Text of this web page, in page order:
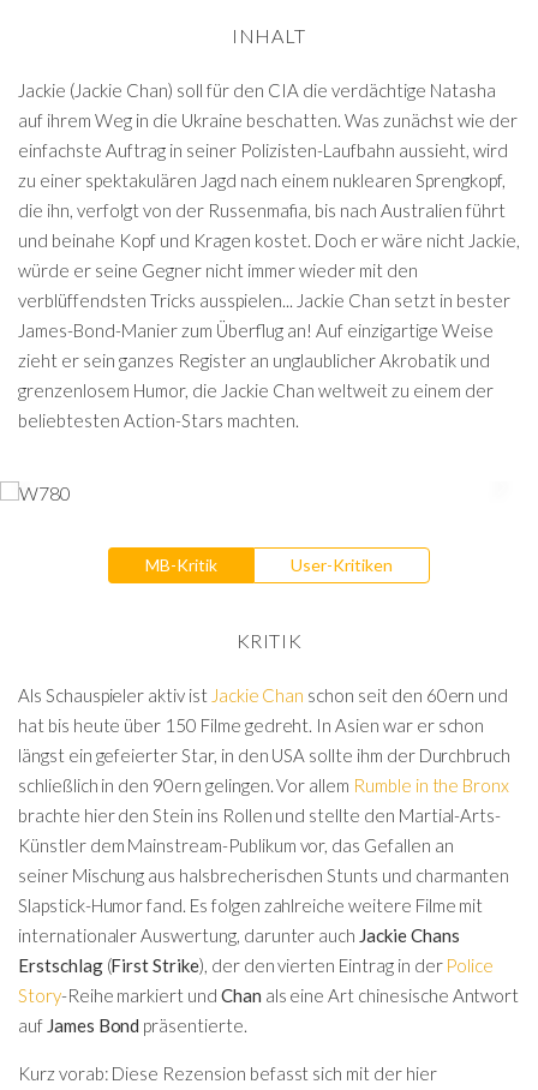
INHALT
Jackie (Jackie Chan) soll für den CIA die verdächtige Natasha
auf ihrem Weg in die Ukraine beschatten. Was zunächst wie der
einfachste Auftrag in seiner Polizisten-Laufbahn aussieht, wird
zu einer spektakulären Jagd nach einem nuklearen Sprengkopf,
die ihn, verfolgt von der Russenmafia, bis nach Australien führt
und beinahe Kopf und Kragen kostet. Doch er wäre nicht Jackie,
würde er seine Gegner nicht immer wieder mit den
verblüffendsten Tricks ausspielen... Jackie Chan setzt in bester
James-Bond-Manier zum Überflug an! Auf einzigartige Weise
zieht er sein ganzes Register an unglaublicher Akrobatik und
grenzenlosem Humor, die Jackie Chan weltweit zu einem der
beliebtesten Action-Stars machten.
MB-Kritik User-Kritiken
KRITIK
Als Schauspieler aktiv ist Jackie Chan schon seit den 60ern und
hat bis heute über 150 Filme gedreht. In Asien war er schon
längst ein gefeierter Star, in den USA sollte ihm der Durchbruch
schließlich in den 90ern gelingen. Vor allem Rumble in the Bronx
brachte hier den Stein ins Rollen und stellte den Martial-Arts-
Künstler dem Mainstream-Publikum vor, das Gefallen an
seiner Mischung aus halsbrecherischen Stunts und charmanten
Slapstick-Humor fand. Es folgen zahlreiche weitere Filme mit
internationaler Auswertung, darunter auch Jackie Chans
Erstschlag (First Strike), der den vierten Eintrag in der Police
Story-Reihe markiert und Chan als eine Art chinesische Antwort
auf James Bond präsentierte.
Kurz vorab: Diese Rezension befasst sich mit der hier